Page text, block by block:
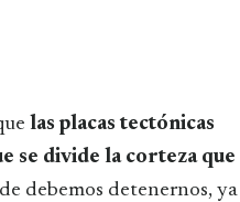
las placas tectónicas
se divide la corteza que
debemos detenernos, ya